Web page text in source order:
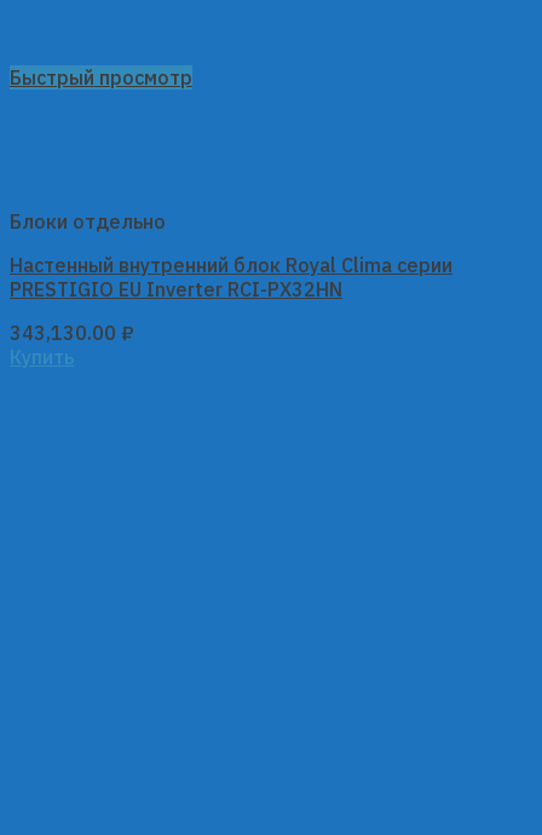
Быстрый просмотр
Блоки отдельно
Настенный внутренний блок Royal Clima серии
PRESTIGIO EU Inverter RCI-PX32HN
343,130.00 ₽
Купить